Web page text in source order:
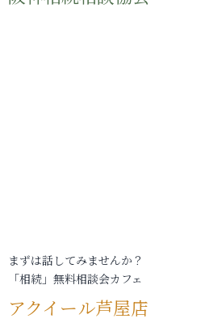
まずは話してみませんか？
「相続」無料相談会カフェ
アクイール芦屋店